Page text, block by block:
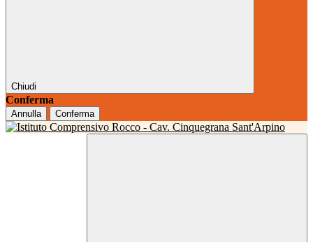
Chiudi
Conferma
Annulla Conferma